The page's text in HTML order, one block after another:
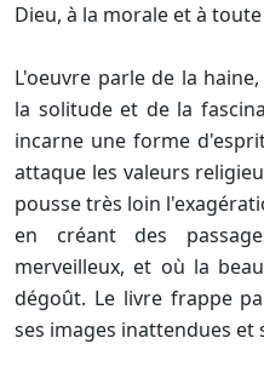
Dieu, à la morale et à
L'oeuvre parle de la
la solitude et de la
incarne une forme
attaque les valeurs
pousse très loin
en créant des
merveilleux, et où la
dégoût. Le livre frappe
ses images inattendues et